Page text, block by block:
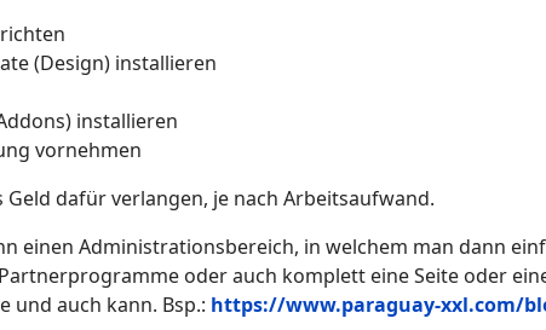
(Design) installieren
installieren
vornehmen
dafür verlangen, je nach Arbeitsaufwand.
einen Administrationsbereich, in welchem man dann
oder auch komplett eine Seite oder
und auch kann. Bsp.: https://www.paraguay-xxl.com/